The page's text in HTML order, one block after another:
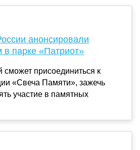
анонсировали
в парке «Патриот»
присоединиться к
«Свеча Памяти», зажечь
участие в памятных